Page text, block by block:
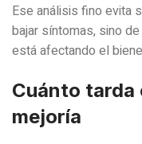
Ese análisis fino evita
bajar síntomas, sino
está afectando el
Cuánto tarda
mejoría